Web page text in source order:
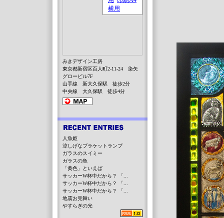
みきデザイン工房
東京都新宿区百人町2-11-24 染矢
グロービル7F
山手線 新大久保駅 徒歩2分
中央線 大久保駅 徒歩4分
人魚姫
涼しげなブラケットランプ
ガラスのスイミー
ガラスの魚
「黄色」といえば
サッカーW杯中だから？ 「...
サッカーW杯中だから？ 「...
サッカーW杯中だから？ 「...
地震お見舞い
やすらぎの光